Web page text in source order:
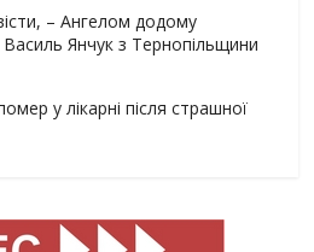
– Ангелом додому
Янчук з Тернопільщини
у лікарні після страшної